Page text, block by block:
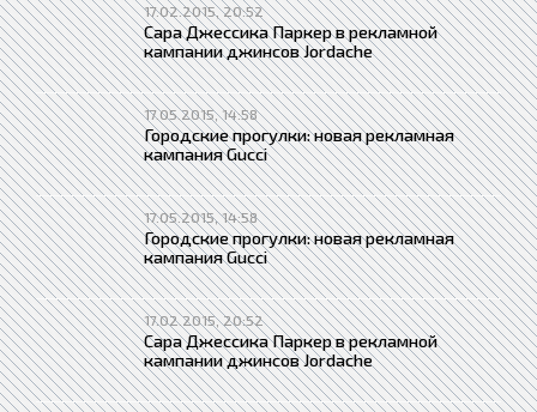
17.02.2015, 20:52
Сара Джессика Паркер в рекламной
кампании джинсов Jordache
17.05.2015, 14:58
Городские прогулки: новая рекламная
кампания Gucci
17.05.2015, 14:58
Городские прогулки: новая рекламная
кампания Gucci
17.02.2015, 20:52
Сара Джессика Паркер в рекламной
кампании джинсов Jordache